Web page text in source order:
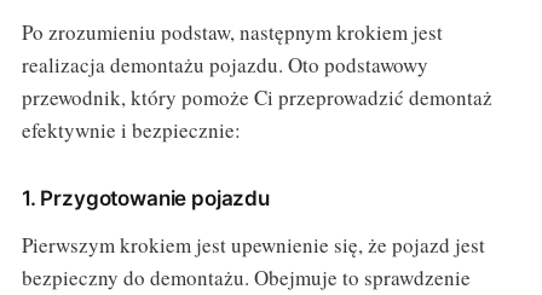
Po zrozumieniu podstaw, następnym krokiem jest
realizacja demontażu pojazdu. Oto podstawowy
przewodnik, który pomoże Ci przeprowadzić demontaż
efektywnie i bezpiecznie:
1. Przygotowanie pojazdu
Pierwszym krokiem jest upewnienie się, że pojazd jest
bezpieczny do demontażu. Obejmuje to sprawdzenie